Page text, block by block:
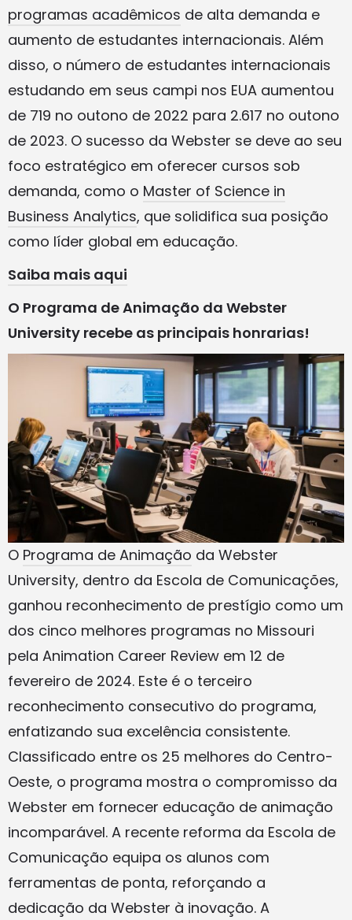
programas acadêmicos de alta demanda e
aumento de estudantes internacionais. Além
disso, o número de estudantes internacionais
estudando em seus campi nos EUA aumentou
de 719 no outono de 2022 para 2.617 no outono
de 2023. O sucesso da Webster se deve ao seu
foco estratégico em oferecer cursos sob
demanda, como o Master of Science in
Business Analytics, que solidifica sua posição
como líder global em educação.
Saiba mais aqui
O Programa de Animação da Webster
University recebe as principais honrarias!
O Programa de Animação da Webster
University, dentro da Escola de Comunicações,
ganhou reconhecimento de prestígio como um
dos cinco melhores programas no Missouri
pela Animation Career Review em 12 de
fevereiro de 2024. Este é o terceiro
reconhecimento consecutivo do programa,
enfatizando sua excelência consistente.
Classificado entre os 25 melhores do Centro-
Oeste, o programa mostra o compromisso da
Webster em fornecer educação de animação
incomparável. A recente reforma da Escola de
Comunicação equipa os alunos com
ferramentas de ponta, reforçando a
dedicação da Webster à inovação. A